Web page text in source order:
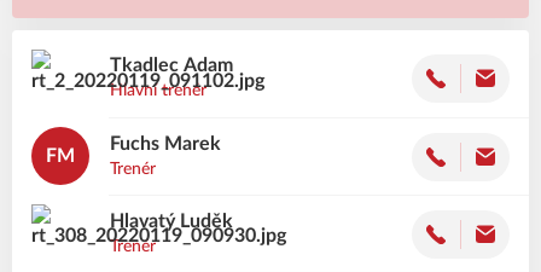
Adam
Tkadlec
Hlavní trenér
FM
Marek
Fuchs
Trenér
Luděk
Hlavatý
Trenér